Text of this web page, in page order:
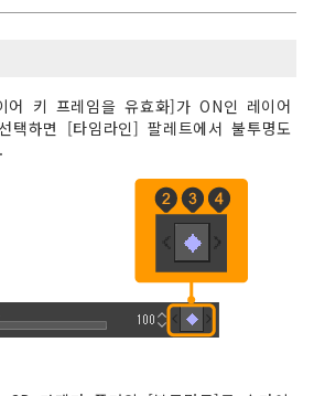
어 키 프레임을 유효화]가 ON인 레이어
택하면 [타임라인] 팔레트에서 불투명도